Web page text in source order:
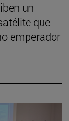
un
que
emperador